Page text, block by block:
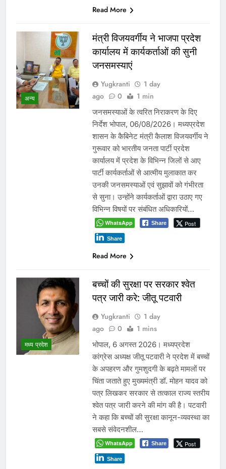
Read More
अन्य
मंत्री विजयवर्गीय ने भाजपा प्रदेश
कार्यालय में कार्यकर्ताओं की सुनी
जनसमस्याएं
Yugkranti
1 day
ago
0 1 min
जनसमस्याओं के त्वरित निराकरण के दिए
निर्देश भोपाल, 06/08/2026। मध्यप्रदेश
शासन के कैबिनेट मंत्री कैलाश विजयवर्गीय ने
गुरूवार को भारतीय जनता पार्टी प्रदेश
कार्यालय में प्रदेश के विभिन्न जिलों से आए
पार्टी कार्यकर्ताओं से आत्मीय मुलाकात कर
उनकी जनसमस्याओं एवं सुझावों को गंभीरता
से सुना। उन्होंने कार्यकर्ताओं द्वारा उठाए गए
विभिन्न विषयों पर संबंधित अधिकारियों…
WhatsApp Share Post
Share
Read More
मध्य प्रदेश
बच्चों की सुरक्षा पर सरकार श्वेत
पत्र जारी करे: जीतू पटवारी
Yugkranti
1 day
ago
0 1 mins
भोपाल, 6 अगस्त 2026। मध्यप्रदेश
कांग्रेस अध्यक्ष जीतू पटवारी ने प्रदेश में बच्चों
के अपहरण और गुमशुदगी के बढ़ते मामलों पर
चिंता जताते हुए मुख्यमंत्री डॉ. मोहन यादव को
पत्र लिखकर सरकार से तत्काल राज्य स्तरीय
श्वेत पत्र जारी करने की मांग की है। पटवारी
ने कहा कि बच्चों की सुरक्षा कानून-व्यवस्था का
सबसे संवेदनशील…
WhatsApp Share Post
Share